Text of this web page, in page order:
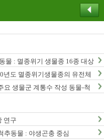
물 : 멸종위기 생물종 16종 대상
년도 멸종위기생물종의 유전체
요 생물군 계통수 작성 동물-척
연구
추동물 : 야생곤충 중심